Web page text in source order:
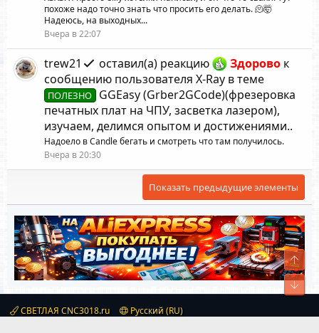
похоже надо точно знать что просить его делать. 🫠🤯
Надеюсь, на выходных...
Вчера в 22:07
trew21 оставил(а) реакцию Здорово к
сообщению пользователя X-Ray в теме
ПОЛЕЗНО
GGEasy (Grber2GCode)(фрезеровка
печатных плат на ЧПУ, засветка лазером),
изучаем, делимся опытом и достижениями..
Надоело в Candle бегать и смотреть что там получилось.
Вчера в 20:30
Показать предыдущие элементы
СВЕТЛАЯ CNC3018.ru
Русский (RU)